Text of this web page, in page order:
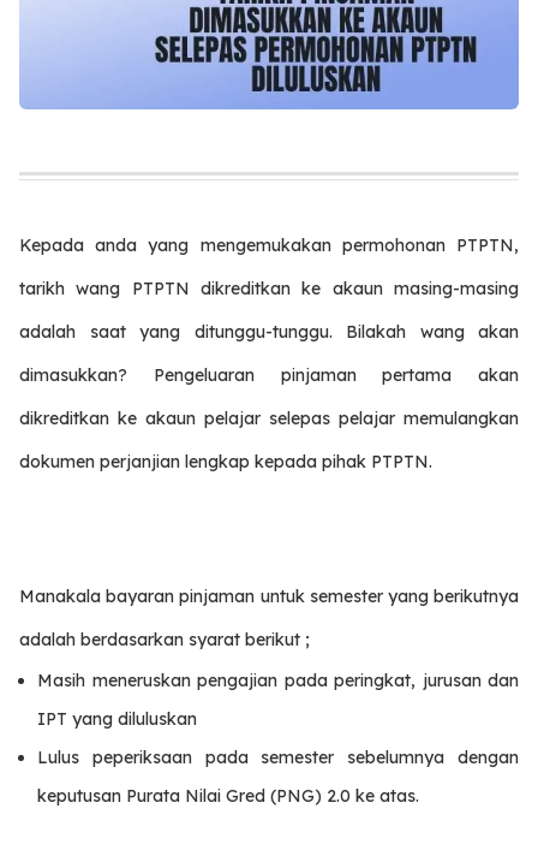
Kepada anda yang mengemukakan permohonan PTPTN,
tarikh wang PTPTN dikreditkan ke akaun masing-masing
adalah saat yang ditunggu-tunggu. Bilakah wang akan
dimasukkan? Pengeluaran pinjaman pertama akan
dikreditkan ke akaun pelajar selepas pelajar memulangkan
dokumen perjanjian lengkap kepada pihak PTPTN.
Manakala bayaran pinjaman untuk semester yang berikutnya
adalah berdasarkan syarat berikut ;
Masih meneruskan pengajian pada peringkat, jurusan dan
IPT yang diluluskan
Lulus peperiksaan pada semester sebelumnya dengan
keputusan Purata Nilai Gred (PNG) 2.0 ke atas.